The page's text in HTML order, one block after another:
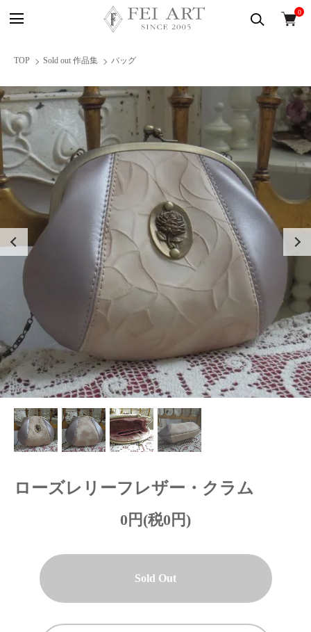
0
TOP Sold out 作品集 バッグ
ローズレリーフレザー・クラム
0円(税0円)
Sold Out